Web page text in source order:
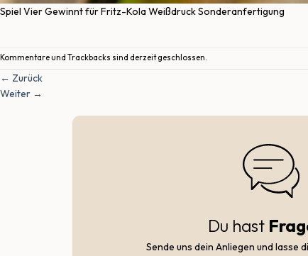
Spiel Vier Gewinnt für Fritz-Kola Weißdruck Sonderanfertigung
Kommentare und Trackbacks sind derzeit geschlossen.
← Zurück
Weiter →
Du hast
Sende uns dein Anliegen und lasse